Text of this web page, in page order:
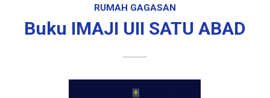
RUMAH GAGASAN
Buku IMAJI UII SATU ABAD